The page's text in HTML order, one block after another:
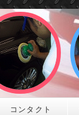
コンタクト